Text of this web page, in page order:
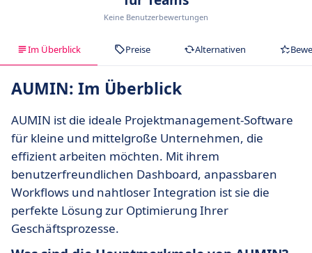
Keine Benutzerbewertungen
Im Überblick Preise Alternativen
AUMIN: Im Überblick
AUMIN ist die ideale Projektmanagement-Software
für kleine und mittelgroße Unternehmen, die
effizient arbeiten möchten. Mit ihrem
benutzerfreundlichen Dashboard, anpassbaren
Workflows und nahtloser Integration ist sie die
perfekte Lösung zur Optimierung Ihrer
Geschäftsprozesse.